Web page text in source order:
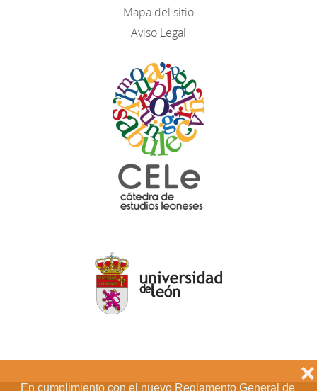
En cumplimiento con el nuevo Reglamento General de
❌
Mapa del sitio
Aviso Legal